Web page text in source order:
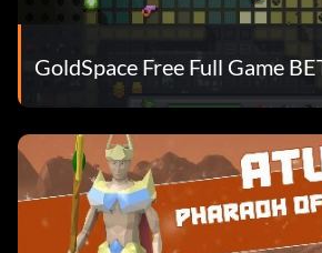
GoldSpace Free Full Game